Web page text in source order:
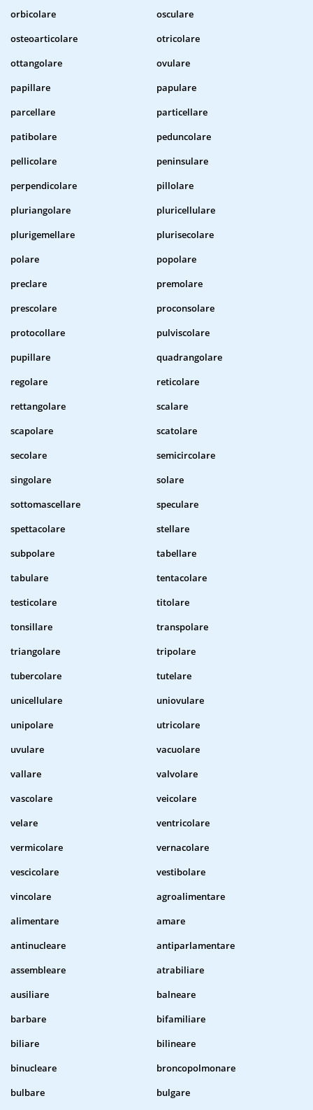
orbicolare
osculare
osteoarticolare
otricolare
ottangolare
ovulare
papillare
papulare
parcellare
particellare
patibolare
peduncolare
pellicolare
peninsulare
perpendicolare
pillolare
pluriangolare
pluricellulare
plurigemellare
plurisecolare
polare
popolare
preclare
premolare
prescolare
proconsolare
protocollare
pulviscolare
pupillare
quadrangolare
regolare
reticolare
rettangolare
scalare
scapolare
scatolare
secolare
semicircolare
singolare
solare
sottomascellare
speculare
spettacolare
stellare
subpolare
tabellare
tabulare
tentacolare
testicolare
titolare
tonsillare
transpolare
triangolare
tripolare
tubercolare
tutelare
unicellulare
uniovulare
unipolare
utricolare
uvulare
vacuolare
vallare
valvolare
vascolare
veicolare
velare
ventricolare
vermicolare
vernacolare
vescicolare
vestibolare
vincolare
agroalimentare
alimentare
amare
antinucleare
antiparlamentare
assembleare
atrabiliare
ausiliare
balneare
barbare
bifamiliare
biliare
bilineare
binucleare
broncopolmonare
bulbare
bulgare